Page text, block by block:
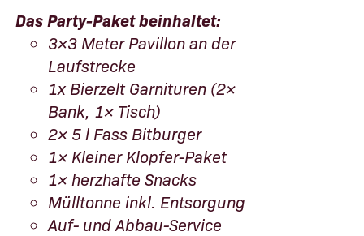
Das Party-Paket beinhaltet:
3×3 Meter Pavillon an der
Laufstrecke
1x Bierzelt Garnituren (2×
Bank, 1× Tisch)
2× 5 l Fass Bitburger
1× Kleiner Klopfer-Paket
1× herzhafte Snacks
Mülltonne inkl. Entsorgung
Auf- und Abbau-Service